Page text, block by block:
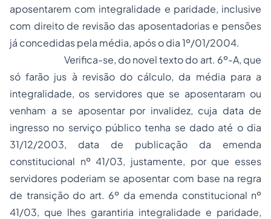
aposentarem com integralidade e paridade, inclusive
com direito de revisão das aposentadorias e pensões
já concedidas pela média, após o dia 1º/01/2004.
Verifica-se, do novel texto do art. 6º-A, que
só farão jus à revisão do cálculo, da média para a
integralidade, os servidores que se aposentaram ou
venham a se aposentar por invalidez, cuja data de
ingresso no serviço público tenha se dado até o dia
31/12/2003, data de publicação da emenda
constitucional nº 41/03, justamente, por que esses
servidores poderiam se aposentar com base na regra
de transição do art. 6º da emenda constitucional nº
41/03, que lhes garantiria integralidade e paridade,